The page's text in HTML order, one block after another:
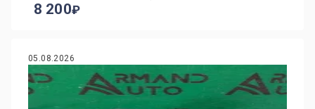
8 200
05.08.2026